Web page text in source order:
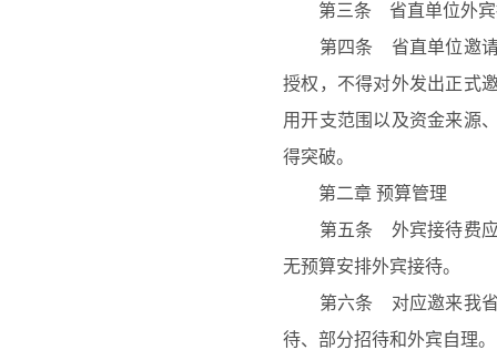
第三条 省直单位外宾接
第四条 省直单位邀请外
授权，不得对外发出正式
用开支范围以及资金来源
得突破。
第二章 预算管理
第五条 外宾接待费应纳
无预算安排外宾接待。
第六条 对应邀来我省的
待、部分招待和外宾自理。